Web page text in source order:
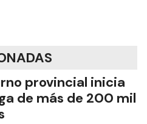
provincial inicia
de más de 200 mil